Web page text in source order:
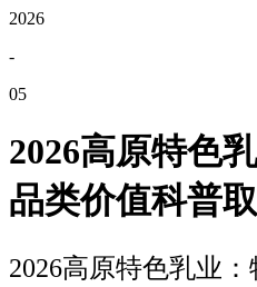
2026
-
05
2026高原特色
品类价值科普
2026高原特色乳业